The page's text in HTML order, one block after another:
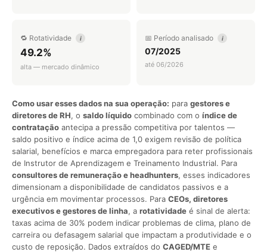
🔁 Rotatividade i
49.2%
alta — mercado dinâmico
📅 Período analisado i
07/2025
até 06/2026
Como usar esses dados na sua operação: para gestores e
diretores de RH, o saldo líquido combinado com o índice de
contratação antecipa a pressão competitiva por talentos —
saldo positivo e índice acima de 1,0 exigem revisão de política
salarial, benefícios e marca empregadora para reter profissionais
de Instrutor de Aprendizagem e Treinamento Industrial. Para
consultores de remuneração e headhunters, esses indicadores
dimensionam a disponibilidade de candidatos passivos e a
urgência em movimentar processos. Para CEOs, diretores
executivos e gestores de linha, a rotatividade é sinal de alerta:
taxas acima de 30% podem indicar problemas de clima, plano de
carreira ou defasagem salarial que impactam a produtividade e o
custo de reposição. Dados extraídos do CAGED/MTE e